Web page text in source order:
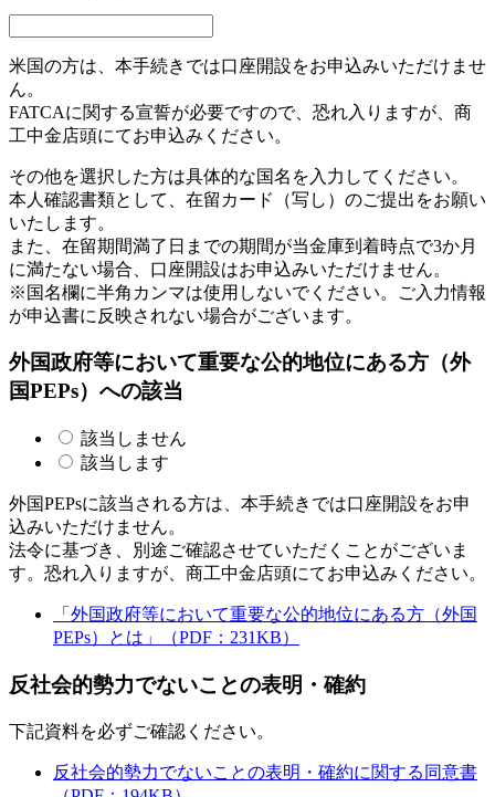
米国の方は、本手続きでは口座開設をお申込みいただけませ
ん。
FATCAに関する宣誓が必要ですので、恐れ入りますが、商
工中金店頭にてお申込みください。
その他を選択した方は具体的な国名を入力してください。
本人確認書類として、在留カード（写し）のご提出をお願い
いたします。
また、在留期間満了日までの期間が当金庫到着時点で3か月
に満たない場合、口座開設はお申込みいただけません。
※国名欄に半角カンマは使用しないでください。ご入力情報
が申込書に反映されない場合がございます。
外国政府等において重要な公的地位にある方（外
国PEPs）への該当
該当しません
該当します
外国PEPsに該当される方は、本手続きでは口座開設をお申
込みいただけません。
法令に基づき、別途ご確認させていただくことがございま
す。恐れ入りますが、商工中金店頭にてお申込みください。
「外国政府等において重要な公的地位にある方（外国
PEPs）とは」（PDF：231KB）
反社会的勢力でないことの表明・確約
下記資料を必ずご確認ください。
反社会的勢力でないことの表明・確約に関する同意書